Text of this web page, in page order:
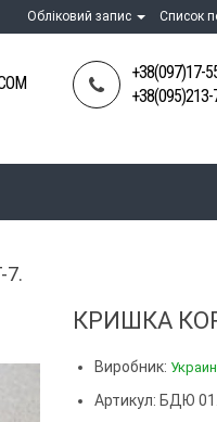
Обліковий запис Список
+38(097)17-
КРИШКА
Виробник:
Артикул: БДЮ